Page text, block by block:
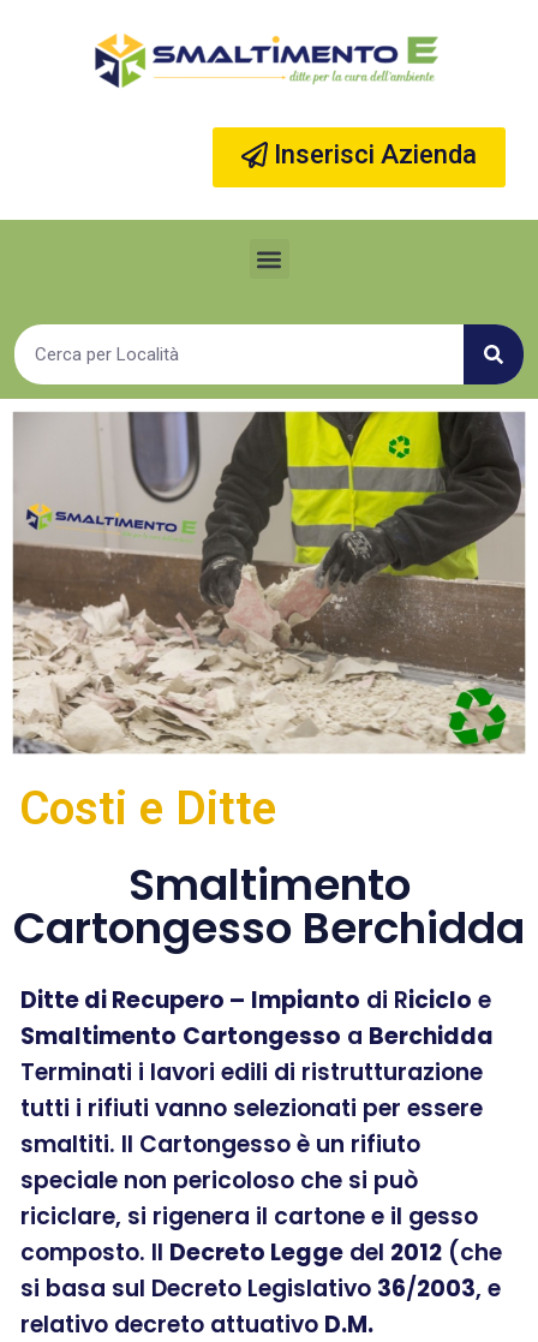
Inserisci Azienda
Costi e Ditte
Smaltimento
Cartongesso Berchidda
Ditte di Recupero – Impianto di Riciclo e
Smaltimento Cartongesso a Berchidda
Terminati i lavori edili di ristrutturazione
tutti i rifiuti vanno selezionati per essere
smaltiti. Il Cartongesso è un rifiuto
speciale non pericoloso che si può
riciclare, si rigenera il cartone e il gesso
composto. Il Decreto Legge del 2012 (che
si basa sul Decreto Legislativo 36/2003, e
relativo decreto attuativo D.M.